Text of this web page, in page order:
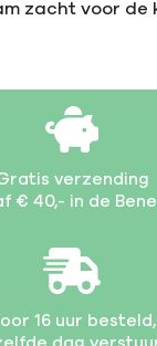
zacht voor de
verzending
€ 40,- in de
16 uur besteld,